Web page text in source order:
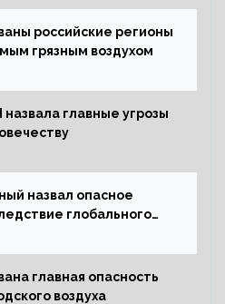
российские регионы
грязным воздухом
главные угрозы
назвал опасное
глобального
главная опасность
воздуха